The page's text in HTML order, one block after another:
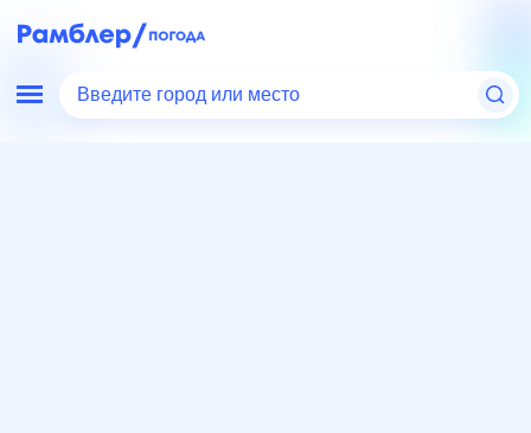
Введите город или место